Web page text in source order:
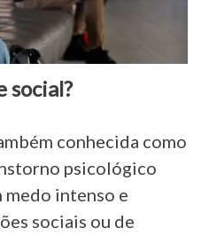
social?
conhecida como
psicológico
intenso e
sociais ou de